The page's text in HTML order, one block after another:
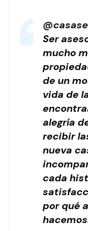
Ser
mucho
de un
vida de
alegría
recibir
nueva
cada
por qué